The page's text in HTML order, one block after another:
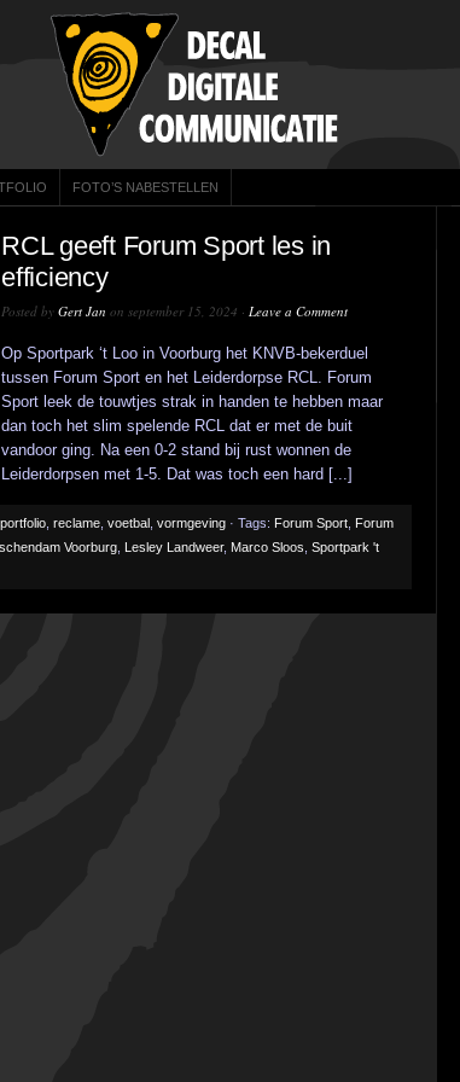
FOTO’S NABESTELLEN
RCL geeft Forum Sport les in
efficiency
Posted by Gert Jan on september 15, 2024 · Leave a Comment
Op Sportpark ‘t Loo in Voorburg het KNVB-bekerduel
tussen Forum Sport en het Leiderdorpse RCL. Forum
Sport leek de touwtjes strak in handen te hebben maar
dan toch het slim spelende RCL dat er met de buit
vandoor ging. Na een 0-2 stand bij rust wonnen de
Leiderdorpsen met 1-5. Dat was toch een hard [...]
portfolio reclame voetbal vormgeving · Tags: Forum Sport Forum
Voorburg Lesley Landweer, Marco Sloos Sportpark 't